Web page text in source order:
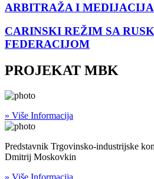
ARBITRAŽA I MEDIJACIJA
CARINSKI REŽIM SA
FEDERACIJOM
PROJEKAT MBK
» Više Informacija
Predstavnik Trgovinsko-industrijske
Dmitrij Moskovkin